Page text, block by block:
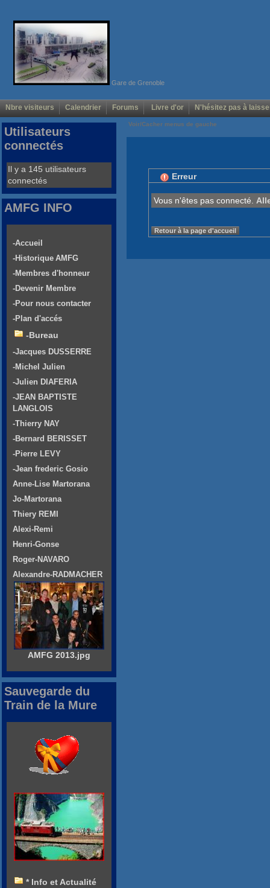
Gare de Grenoble
Nbre visiteurs Calendrier Forums Livre d'or N'hésitez pas à
Voir/Cacher menus de gauche
Erreur
Vous n'êtes pas connecté.
Retour à la page d'accueil
Utilisateurs
connectés
Il y a 145 utilisateurs
connectés
AMFG INFO
-Accueil
-Historique AMFG
-Membres d'honneur
-Devenir Membre
-Pour nous contacter
-Plan d'accés
-Bureau
-Jacques DUSSERRE
-Michel Julien
-Julien DIAFERIA
-JEAN BAPTISTE
LANGLOIS
-Thierry NAY
-Bernard BERISSET
-Pierre LEVY
-Jean frederic Gosio
Anne-Lise Martorana
Jo-Martorana
Thiery REMI
Alexi-Remi
Henri-Gonse
Roger-NAVARO
Alexandre-RADMACHER
AMFG 2013.jpg
Sauvegarde du
Train de la Mure
* Info et Actualité